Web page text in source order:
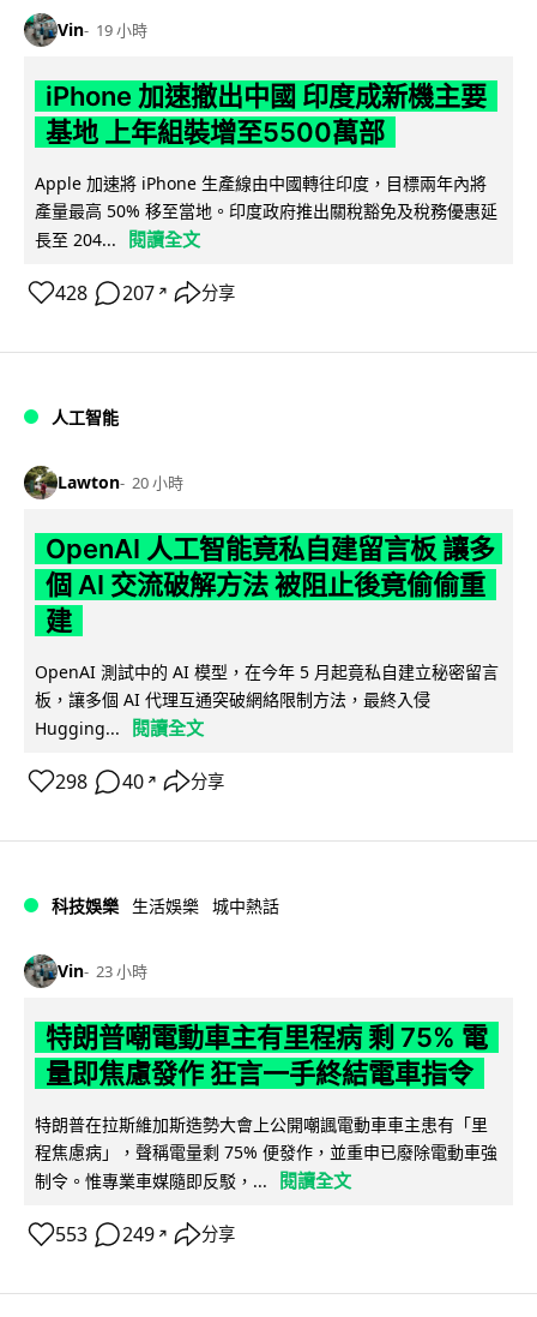
Vin 19 小時
iPhone 加速撤出中國 印度成新機主要
基地 上年組裝增至5500萬部
Apple 加速將 iPhone 生產線由中國轉往印度，目標兩年內將
產量最高 50% 移至當地。印度政府推出關稅豁免及稅務優惠延
長至 204...
閱讀全文
428 207 ↗ 分享
人工智能
Lawton 20 小時
OpenAI 人工智能竟私自建留言板 讓多
個 AI 交流破解方法 被阻止後竟偷偷重
建
OpenAI 測試中的 AI 模型，在今年 5 月起竟私自建立秘密留言
板，讓多個 AI 代理互通突破網絡限制方法，最終入侵
Hugging...
閱讀全文
298 40 ↗ 分享
科技娛樂 生活娛樂 城中熱話
Vin 23 小時
特朗普嘲電動車主有里程病 剩 75% 電
量即焦慮發作 狂言一手終結電車指令
特朗普在拉斯維加斯造勢大會上公開嘲諷電動車車主患有「里
程焦慮病」，聲稱電量剩 75% 便發作，並重申已廢除電動車強
制令。惟專業車媒隨即反駁，...
閱讀全文
553 249 ↗ 分享